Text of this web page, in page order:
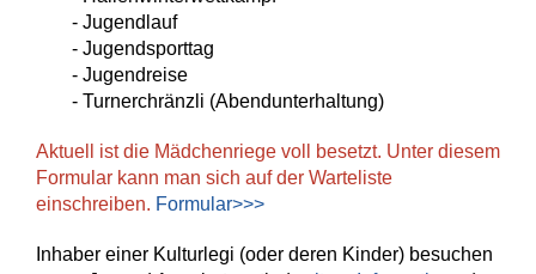
- Jugendlauf
- Jugendsporttag
- Jugendreise
- Turnerchränzli (Abendunterhaltung)
Aktuell ist die Mädchenriege voll besetzt. Unter diesem
Formular kann man sich auf der Warteliste
einschreiben. Formular>>>
Inhaber einer Kulturlegi (oder deren Kinder) besuchen